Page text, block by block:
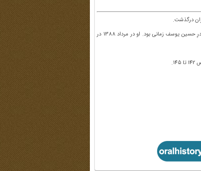
. حسن یوسف زمانی متولد سال 1310 در سنندج، آهنگساز و نوازنده و رهبر ارکستر ایرانی، برادرِ حسین یوسف زمانی بود. او در مرداد 1388 در